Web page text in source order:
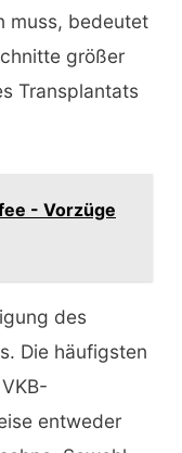
muss, bedeutet
größer
Transplantats
- Vorzüge
des
Die häufigsten
entweder